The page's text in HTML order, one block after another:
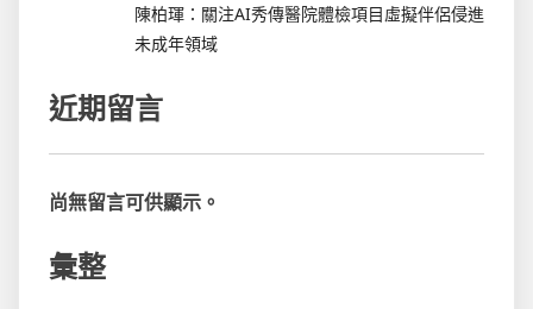
陳柏琿：關注AI秀傳醫院體檢項目虛擬伴侶侵進
未成年領域
近期留言
尚無留言可供顯示。
彙整